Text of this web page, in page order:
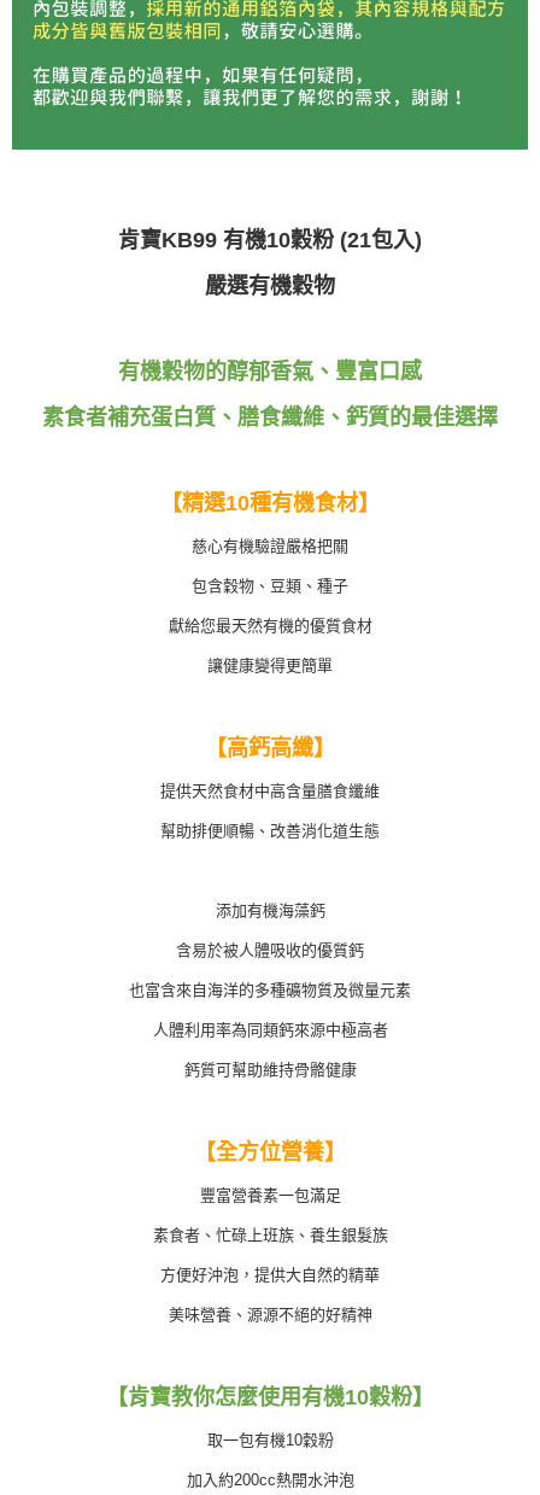
肯寶KB99 有機10穀粉 (21包入)
嚴選有機穀物
有機穀物的醇郁香氣、豐富口感
素食者補充蛋白質、膳食纖維、鈣質的最佳選擇
【精選10種有機食材】
慈心有機驗證嚴格把關
包含穀物、豆類、種子
獻給您最天然有機的優質食材
讓健康變得更簡單
【高鈣高纖】
提供天然食材中高含量膳食纖維
幫助排便順暢、改善消化道生態
添加有機海藻鈣
含易於被人體吸收的優質鈣
也富含來自海洋的多種礦物質及微量元素
人體利用率為同類鈣來源中極高者
鈣質可幫助維持骨骼健康
【全方位營養】
豐富營養素一包滿足
素食者、忙碌上班族、養生銀髮族
方便好沖泡，提供大自然的精華
美味營養、源源不絕的好精神
【肯寶教你怎麼使用有機10穀粉】
取一包有機10穀粉
加入約200cc熱開水沖泡